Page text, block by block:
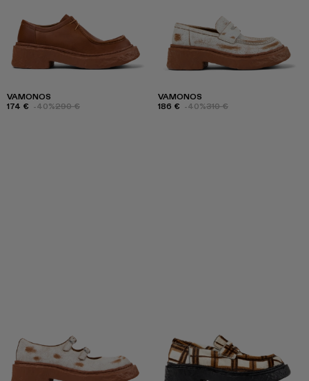
VAMONOS
174 € -40%290 €
VAMONOS
186 € -40%310 €